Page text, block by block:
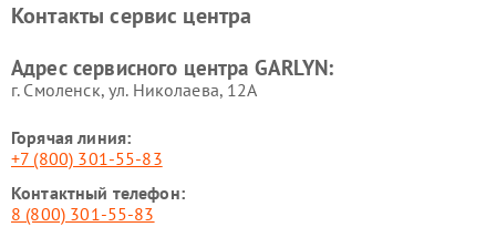
стеклоочистителей GARLYN
GARLYN
GARLYN
Контакты сервис центра
Адрес сервисного центра GARLYN:
г. Смоленск, ул. Николаева, 12А
Горячая линия:
+7 (800) 301-55-83
Контактный телефон:
8 (800) 301-55-83